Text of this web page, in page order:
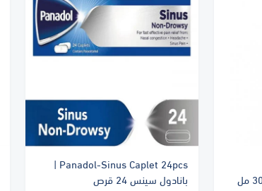
Panadol-Sinus Caplet 24pcs |
بانادول سينس 24 قرص